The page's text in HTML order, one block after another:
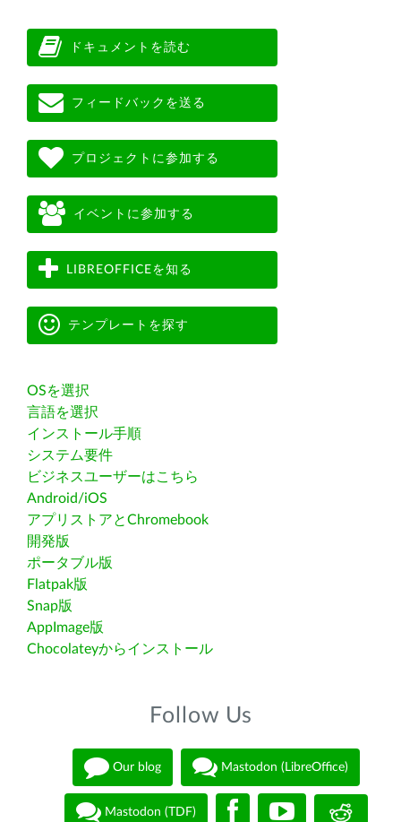
ドキュメントを読む
フィードバックを送る
プロジェクトに参加する
イベントに参加する
LIBREOFFICEを知る
テンプレートを探す
OSを選択
言語を選択
インストール手順
システム要件
ビジネスユーザーはこちら
Android/iOS
アプリストアとChromebook
開発版
ポータブル版
Flatpak版
Snap版
AppImage版
Chocolateyからインストール
Follow Us
Our blog Mastodon (LibreOffice)
Mastodon (TDF)